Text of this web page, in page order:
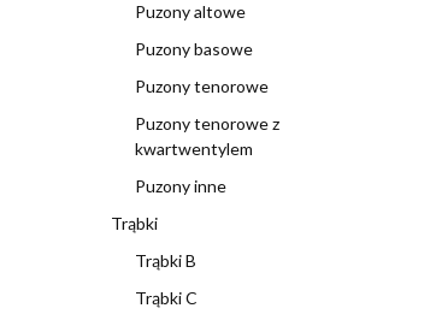
Puzony altowe
Puzony basowe
Puzony tenorowe
Puzony tenorowe z
kwartwentylem
Puzony inne
Trąbki
Trąbki B
Trąbki C